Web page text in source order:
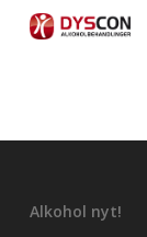
Alkohol nyt!